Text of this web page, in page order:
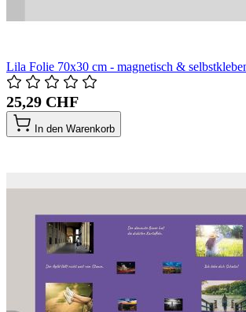
Lila Folie 70x30 cm - magnetisch &
25,29 CHF
In den Warenkorb